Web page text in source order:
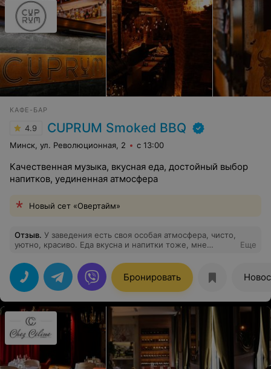
КАФЕ-БАР
4.9 CUPRUM Smoked BBQ
Минск, ул. Революционная, 2 с 13:00
Качественная музыка, вкусная еда, достойный выбор
напитков, уединенная атмосфера
Новый сет «Овертайм»
Отзыв. У заведения есть своя особая атмосфера, чисто,
уютно, красиво. Еда вкусна и напитки тоже, мне
Еще
Бронировать